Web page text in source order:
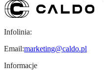
Infolinia:
Email:marketing@caldo.pl
Informacje